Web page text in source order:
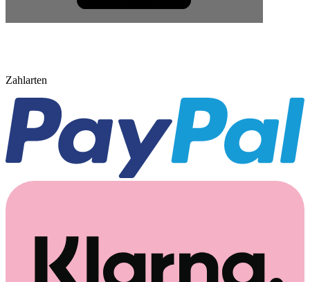
Zahlarten